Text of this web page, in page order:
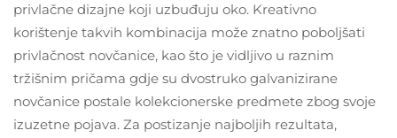
privlačne dizajne koji uzbuđuju oko. Kreativno
korištenje takvih kombinacija može znatno poboljšati
privlačnost novčanice, kao što je vidljivo u raznim
tržišnim pričama gdje su dvostruko galvanizirane
novčanice postale kolekcionerske predmete zbog svoje
izuzetne pojava. Za postizanje najboljih rezultata,